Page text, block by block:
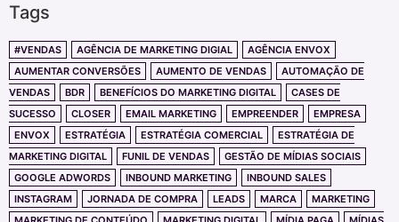
Tags
#VENDAS AGÊNCIA DE MARKETING DIGIAL
AGÊNCIA ENVOX
AUMENTAR CONVERSÕES
AUMENTO DE VENDAS
AUTOMAÇÃO DE
VENDAS
BDR BENEFÍCIOS DO MARKETING DIGITAL
CASES DE
SUCESSO
CLOSER EMAIL MARKETING EMPREENDER
EMPRESA
ENVOX
ESTRATÉGIA ESTRATÉGIA COMERCIAL
ESTRATÉGIA DE
MARKETING DIGITAL
FUNIL DE VENDAS
GESTÃO DE MÍDIAS SOCIAIS
GOOGLE ADWORDS
INBOUND MARKETING
INBOUND SALES
INSTAGRAM
JORNADA DE COMPRA LEADS MARCA
MARKETING